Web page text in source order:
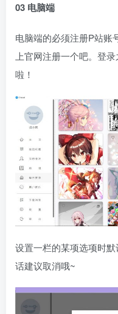
03 电脑端
电脑端的必须注册P站账
上官网注册一个吧。登
啦！
设置一栏的某项选项时
话建议取消哦~